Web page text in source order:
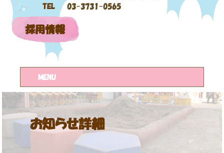
TEL
03-3731-0565
採用情報
MENU
お知らせ詳細